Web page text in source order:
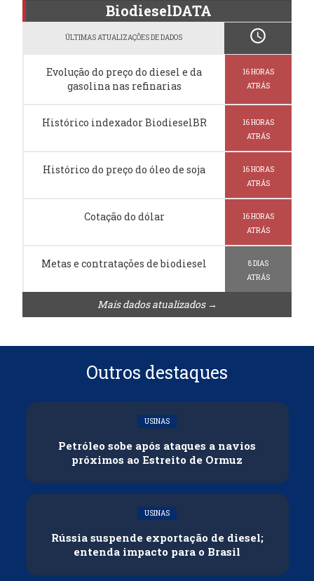
BiodieselDATA
ÚLTIMAS ATUALIZAÇÕES DE DADOS schedule
Evolução do preço do diesel e da
gasolina nas refinarias
16 HORAS
ATRÁS
Histórico indexador BiodieselBR
16 HORAS
ATRÁS
Histórico do preço do óleo de soja
16 HORAS
ATRÁS
Cotação do dólar
16 HORAS
ATRÁS
Metas e contratações de biodiesel
8 DIAS
ATRÁS
Mais dados atualizados →
Outros destaques
USINAS
Petróleo sobe após ataques a navios
próximos ao Estreito de Ormuz
USINAS
Rússia suspende exportação de diesel;
entenda impacto para o Brasil